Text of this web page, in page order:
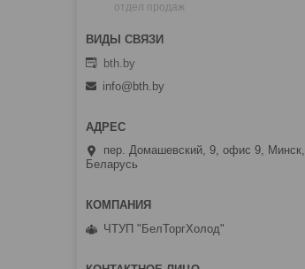
отдел продаж
bth.by
info@bth.by
пер. Домашевский, 9, офис 9, Минск,
Беларусь
ЧТУП "БелТоргХолод"